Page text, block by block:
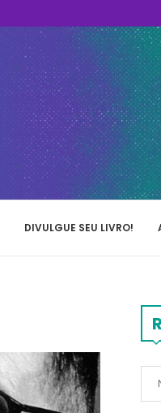
DIVULGUE SEU LIVRO!